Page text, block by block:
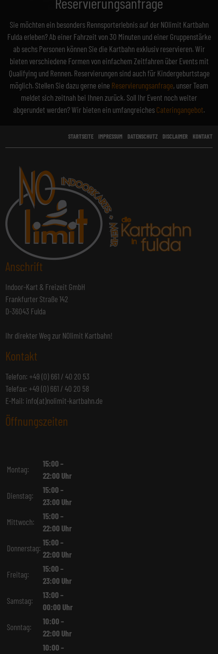
Sie möchten ein besonders Rennsporterlebnis auf der NOlimit Kartbahn
Fulda erleben? Ab einer Fahrzeit von 30 Minuten und einer Gruppenstärke
ab sechs Personen können Sie die Kartbahn exklusiv reservieren. Wir
bieten verschiedene Formen von einfachem Zeitfahren über Events mit
Qualifying und Rennen. Reservierungen sind auch für Kindergeburtstage
möglich. Stellen Sie dazu gerne eine Reservierungsanfrage, unser Team
meldet sich zeitnah bei Ihnen zurück. Soll Ihr Event noch weiter
abgerundet werden? Wir bieten ein umfangreiches Cateringangebot.
KONTAKT
DISCLAIMER
DATENSCHUTZ
IMPRESSUM
STARTSEITE
Anschrift
Indoor-Kart & Freizeit GmbH
Frankfurter Straße 142
D-36043 Fulda
Ihr direkter Weg zur NOlimit Kartbahn!
Kontakt
Telefon: +49 (0) 661 / 40 20 53
Telefax: +49 (0) 661 / 40 20 58
E-Mail: info(at)nolimit-kartbahn.de
Öffnungszeiten
Montag:
15:00 –
22:00 Uhr
Dienstag:
15:00 –
23:00 Uhr
Mittwoch:
15:00 –
22:00 Uhr
Donnerstag:
15:00 –
22:00 Uhr
Freitag:
15:00 –
23:00 Uhr
Samstag:
13:00 –
00:00 Uhr
Sonntag:
10:00 –
22:00 Uhr
10:00 –